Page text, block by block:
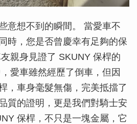
意想不到的瞬間。 當愛車不
時，您是否曾慶幸有足夠的保
親身見證了 SKUNY 保桿的
愛車雖然經歷了倒車，但因
，車身毫髮無傷，完美抵擋了
質的證明，更是我們對騎士安
保桿，不只是一塊金屬，它